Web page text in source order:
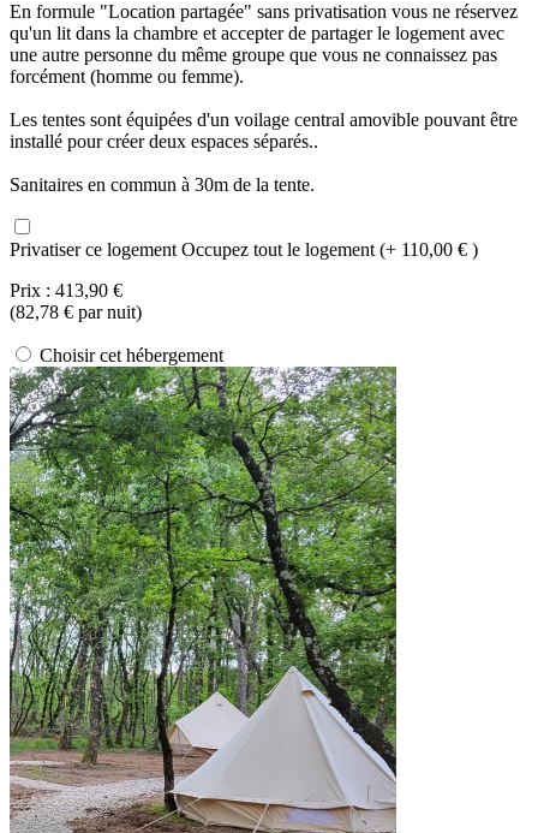
En formule "Location partagée" sans privatisation vous ne réservez
qu'un lit dans la chambre et accepter de partager le logement avec
une autre personne du même groupe que vous ne connaissez pas
forcément (homme ou femme).
Les tentes sont équipées d'un voilage central amovible pouvant être
installé pour créer deux espaces séparés..
Sanitaires en commun à 30m de la tente.
Privatiser ce logement Occupez tout le logement (+ 110,00 € )
Prix : 413,90 €
(82,78 € par nuit)
Choisir cet hébergement